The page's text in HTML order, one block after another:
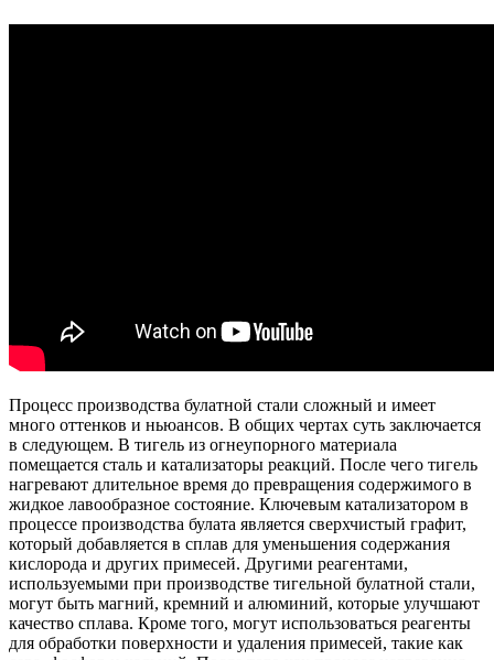
Процесс производства булатной стали сложный и имеет
много оттенков и ньюансов. В общих чертах суть заключается
в следующем. В тигель из огнеупорного материала
помещается сталь и катализаторы реакций. После чего тигель
нагревают длительное время до превращения содержимого в
жидкое лавообразное состояние. Ключевым катализатором в
процессе производства булата является сверхчистый графит,
который добавляется в сплав для уменьшения содержания
кислорода и других примесей. Другими реагентами,
используемыми при производстве тигельной булатной стали,
могут быть магний, кремний и алюминий, которые улучшают
качество сплава. Кроме того, могут использоваться реагенты
для обработки поверхности и удаления примесей, такие как